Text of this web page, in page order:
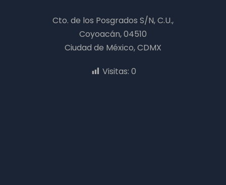
Cto. de los Posgrados S/N, C.U.,
Coyoacán, 04510
Ciudad de México, CDMX
Visitas: 0